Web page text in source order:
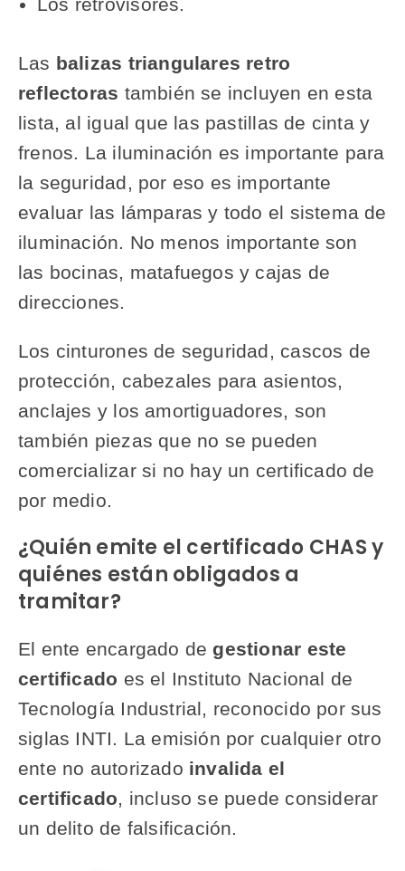
Las balizas triangulares retro
reflectoras también se incluyen en esta
lista, al igual que las pastillas de cinta y
frenos. La iluminación es importante para
la seguridad, por eso es importante
evaluar las lámparas y todo el sistema de
iluminación. No menos importante son
las bocinas, matafuegos y cajas de
direcciones.
Los cinturones de seguridad, cascos de
protección, cabezales para asientos,
anclajes y los amortiguadores, son
también piezas que no se pueden
comercializar si no hay un certificado de
por medio.
¿Quién emite el certificado CHAS y
quiénes están obligados a
tramitar?
El ente encargado degestionar este
certificado es el Instituto Nacional de
Tecnología Industrial, reconocido por sus
siglas INTI. La emisión por cualquier otro
ente no autorizado invalida el
certificado , incluso se puede considerar
un delito de falsificación.